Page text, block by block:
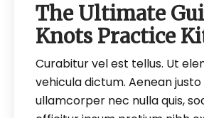
The Ultimate
Knots Practice
Curabitur vel est tellus. Ut
vehicula dictum. Aenean justo
ullamcorper nec nulla quis,